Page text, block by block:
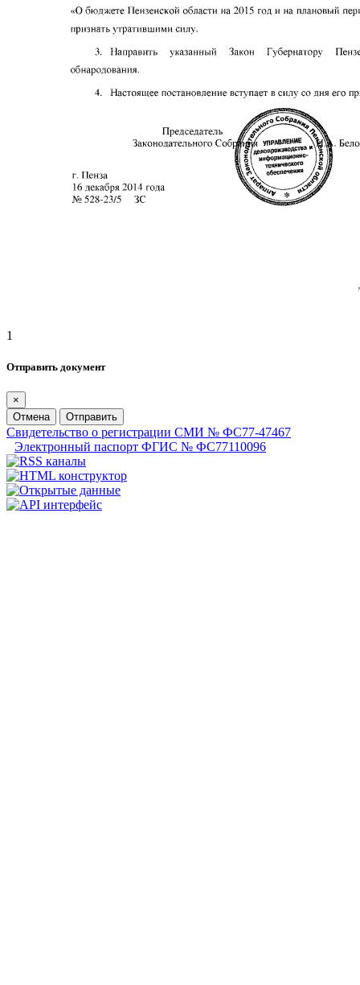
1
Отправить документ
×
Отмена
Отправить
Свидетельство о регистрации СМИ № ФС77-47467
Электронный паспорт ФГИС № ФС77110096